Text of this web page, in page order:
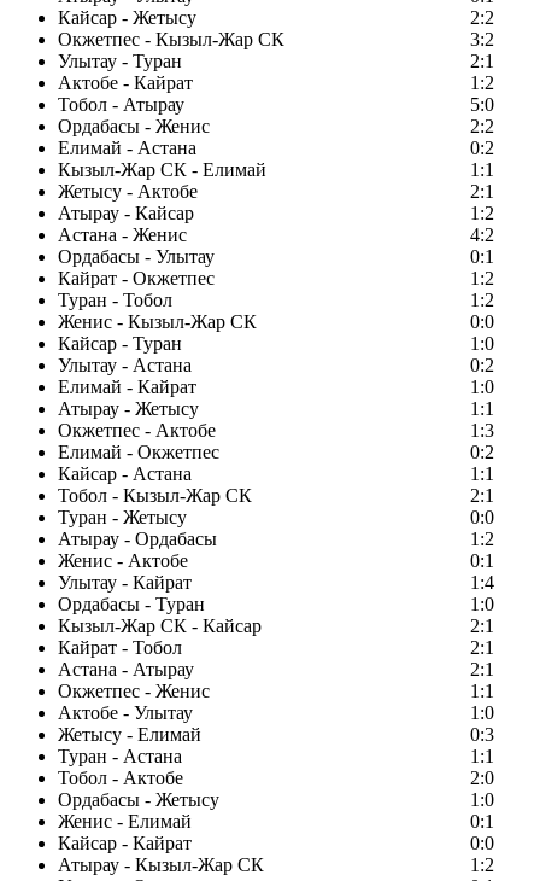
Кайсар - Жетысу
2:2
Окжетпес - Кызыл-Жар СК
3:2
Улытау - Туран
2:1
Актобе - Кайрат
1:2
Тобол - Атырау
5:0
Ордабасы - Женис
2:2
Елимай - Астана
0:2
Кызыл-Жар СК - Елимай
1:1
Жетысу - Актобе
2:1
Атырау - Кайсар
1:2
Астана - Женис
4:2
Ордабасы - Улытау
0:1
Кайрат - Окжетпес
1:2
Туран - Тобол
1:2
Женис - Кызыл-Жар СК
0:0
Кайсар - Туран
1:0
Улытау - Астана
0:2
Елимай - Кайрат
1:0
Атырау - Жетысу
1:1
Окжетпес - Актобе
1:3
Елимай - Окжетпес
0:2
Кайсар - Астана
1:1
Тобол - Кызыл-Жар СК
2:1
Туран - Жетысу
0:0
Атырау - Ордабасы
1:2
Женис - Актобе
0:1
Улытау - Кайрат
1:4
Ордабасы - Туран
1:0
Кызыл-Жар СК - Кайсар
2:1
Кайрат - Тобол
2:1
Астана - Атырау
2:1
Окжетпес - Женис
1:1
Актобе - Улытау
1:0
Жетысу - Елимай
0:3
Туран - Астана
1:1
Тобол - Актобе
2:0
Ордабасы - Жетысу
1:0
Женис - Елимай
0:1
Кайсар - Кайрат
0:0
Атырау - Кызыл-Жар СК
1:2